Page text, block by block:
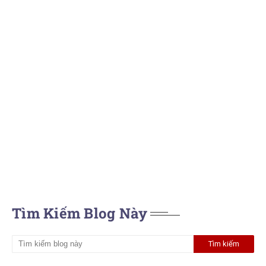
Tìm Kiếm Blog Này